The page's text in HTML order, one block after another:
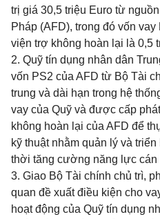
trị giá 30,5 triệu Euro từ
Pháp (AFD), trong đó vốn
viện trợ không hoàn lại là 0,5
2. Quỹ tín dụng nhân dân
vốn PS2 của AFD từ Bộ Tài
trung và dài hạn trong hệ
vay của Quỹ và được cấp
không hoàn lại của AFD để
kỹ thuật nhằm quản lý và
thời tăng cường năng lực cán
3. Giao Bộ Tài chính chủ trì,
quan đề xuất điều kiện cho
hoạt động của Quỹ tín dụng